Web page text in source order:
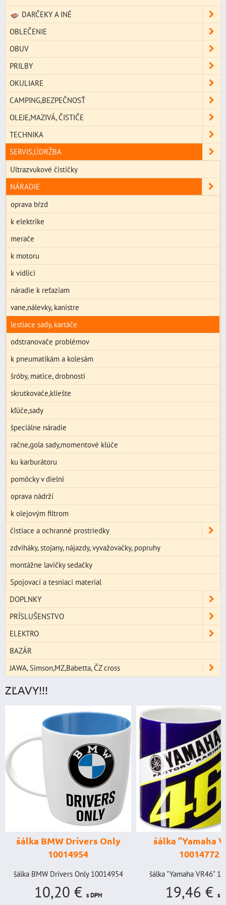
DARČEKY A INÉ
OBLEČENIE
OBUV
PRILBY
OKULIARE
CAMPING,BEZPEČNOSŤ
OLEJE,MAZIVÁ, ČISTIČE
TECHNIKA
SERVIS,ÚDRŽBA
Ultrazvukové čističky
NÁRADIE
oprava bŕzd
k elektrike
merače
k motoru
k vidlici
náradie k reťaziam
vane,nálevky, kanistre
lestiace sady, kartáče
odstranovače problémov
k pneumatikám a kolesám
šróby, matice, drobnosti
skrutkovače,kliešte
kľúče,sady
špeciálne náradie
račne,gola sady,momentové klúče
ku karburátoru
pomôcky v dielni
oprava nádrží
k olejovým filtrom
čistiace a ochranné prostriedky
zdviháky, stojany, nájazdy, vyvažovačky, popruhy
montážne lavičky sedačky
Spojovací a tesniaci material
DOPLNKY
PRÍSLUŠENSTVO
ELEKTRO
BAZÁR
JAWA, Simson,MZ,Babetta, ČZ cross
ZĽAVY!!!
šálka "Yamaha VR46"
10014772
šálka "Yamaha VR46" 10014772
19,46 €s DPH
štartovací
digitálnym
power banka,
prúd 4000 A,
GENIUS
GB150
BAT998
štartovací box s
voltmetrom +